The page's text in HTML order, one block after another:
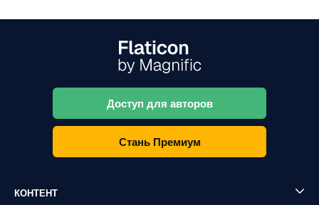
Доступ для авторов
Стань Премиум
КОНТЕНТ